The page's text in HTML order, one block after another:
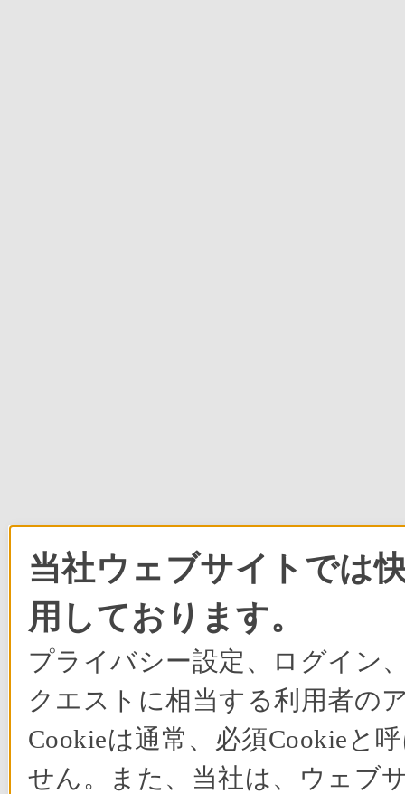
当社ウェブサイトでは
用しております。
プライバシー設定、ログイン
クエストに相当する利用者の
Cookieは通常、必須Cookieと
せん。また、当社は、ウェブ